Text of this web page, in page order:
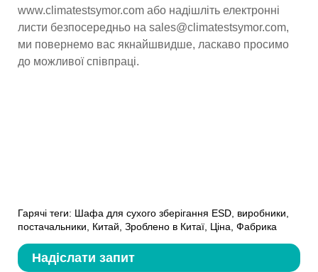
www.climatestsymor.com або надішліть електронні
листи безпосередньо на sales@climatestsymor.com,
ми повернемо вас якнайшвидше, ласкаво просимо
до можливої ​​співпраці.
Гарячі теги: Шафа для сухого зберігання ESD, виробники,
постачальники, Китай, Зроблено в Китаї, Ціна, Фабрика
Надіслати запит